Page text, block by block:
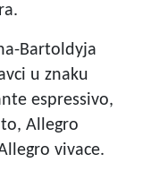
Bartoldyja
u znaku
espressivo,
Allegro
vivace.